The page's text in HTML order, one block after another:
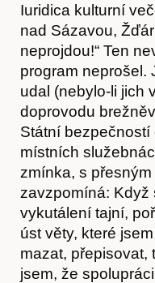
Iuridica kulturní
nad Sázavou,
neprojdou!“ Ten
program neprošel.
udal (nebylo-li jich
doprovodu
Státní bezpečností
místních
zmínka, s
zavzpomíná: Když
vykutálení tajní,
úst věty, které
mazat, přepisovat,
jsem, že